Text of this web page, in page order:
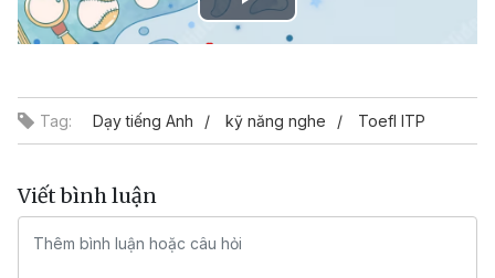
Play
Tag: Dạy tiếng Anh kỹ năng nghe Toefl ITP
Viết bình luận